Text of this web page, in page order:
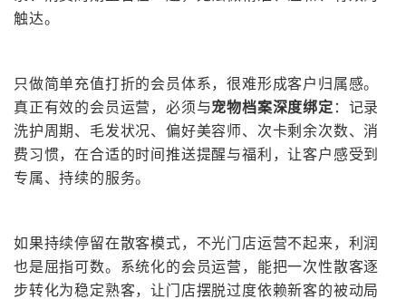
触达。
只做简单充值打折的会员体系，很难形成客户归属感。
真正有效的会员运营，必须与宠物档案深度绑定 ：记录
洗护周期、毛发状况、偏好美容师、次卡剩余次数、消
费习惯，在合适的时间推送提醒与福利，让客户感受到
专属、持续的服务。
如果持续停留在散客模式，不光门店运营不起来，利润
也是屈指可数。系统化的会员运营，能把一次性散客逐
步转化为稳定熟客，让门店摆脱过度依赖新客的被动局